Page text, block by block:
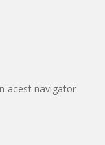
acest navigator